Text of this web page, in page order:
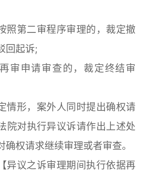
第二审程序审理的，裁定撤
回起诉;
申请审查的，裁定终结审
形，案外人同时提出确权请
院对执行异议诉请作出上述处
确权请求继续审理或者审查。
议之诉审理期间执行依据再